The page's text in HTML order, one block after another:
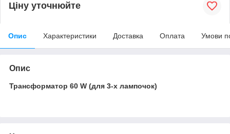
Ціну уточнюйте
Опис Характеристики Доставка Оплата Умови
Опис
Трансформатор 60 W (для 3-х лампочок)